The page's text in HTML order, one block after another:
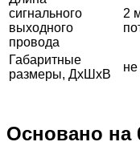
сигнального
выходного
провода
2
Габаритные
размеры, ДxШxВ
Основано на